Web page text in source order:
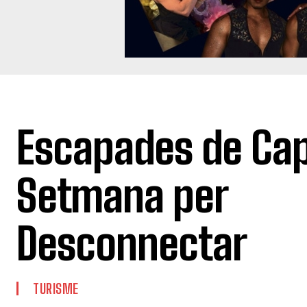
Escapades de
Setmana per
Desconnectar
TURISME